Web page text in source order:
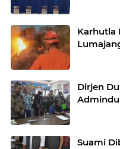
Karhutla
Dirjen
Suami